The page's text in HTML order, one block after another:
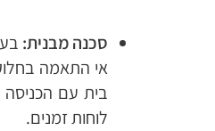
סכנה מבנית:
אי התאמה
בית עם הכניסה
לוחות זמנים.